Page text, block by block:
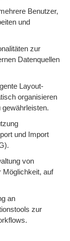
Benutzer,
und
zur
Datenquellen
Layout-
organisieren
und Import
von
Möglichkeit, auf
an
zur